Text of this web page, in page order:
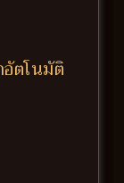
ตโนมัติ